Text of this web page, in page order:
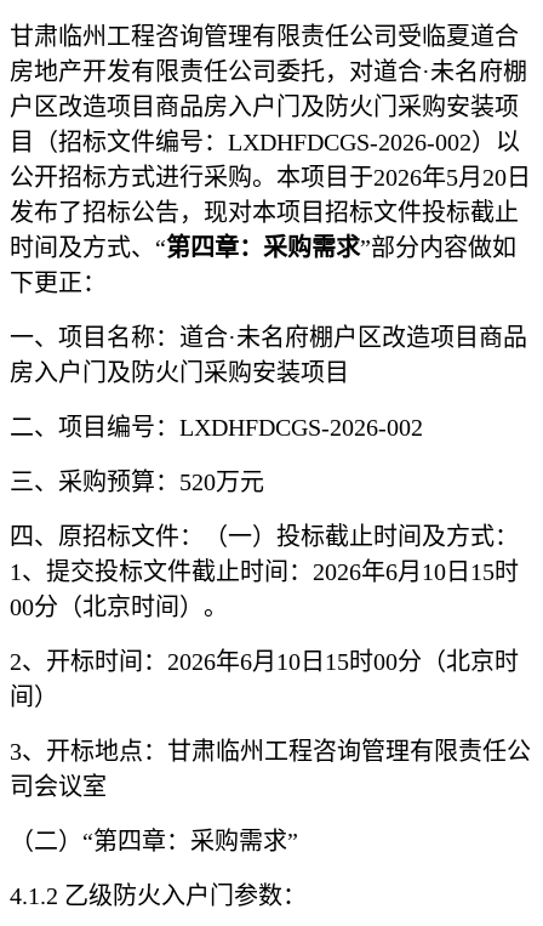
甘肃临州工程咨询管理有限责任公司受临夏道合
房地产开发有限责任公司委托，对道合·未名府棚
户区改造项目商品房入户门及防火门采购安装项
目（招标文件编号：LXDHFDCGS-2026-002）以
公开招标方式进行采购。本项目于2026年5月20日
发布了招标公告，现对本项目招标文件投标截止
时间及方式、“第四章：采购需求”部分内容做如
下更正：
一、项目名称：道合·未名府棚户区改造项目商品
房入户门及防火门采购安装项目
二、项目编号： LXDHFDCGS-2026-002
三、采购预算： 520万元
四、原招标文件：（一）投标截止时间及方式：
1、提交投标文件截止时间：2026年6月10日15时
00分（北京时间）。
2、开标时间：2026年6月10日15时00分（北京时
间）
3、开标地点：甘肃临州工程咨询管理有限责任公
司会议室
（二） “第四章：采购需求”
4.1.2 乙级防火入户门参数：